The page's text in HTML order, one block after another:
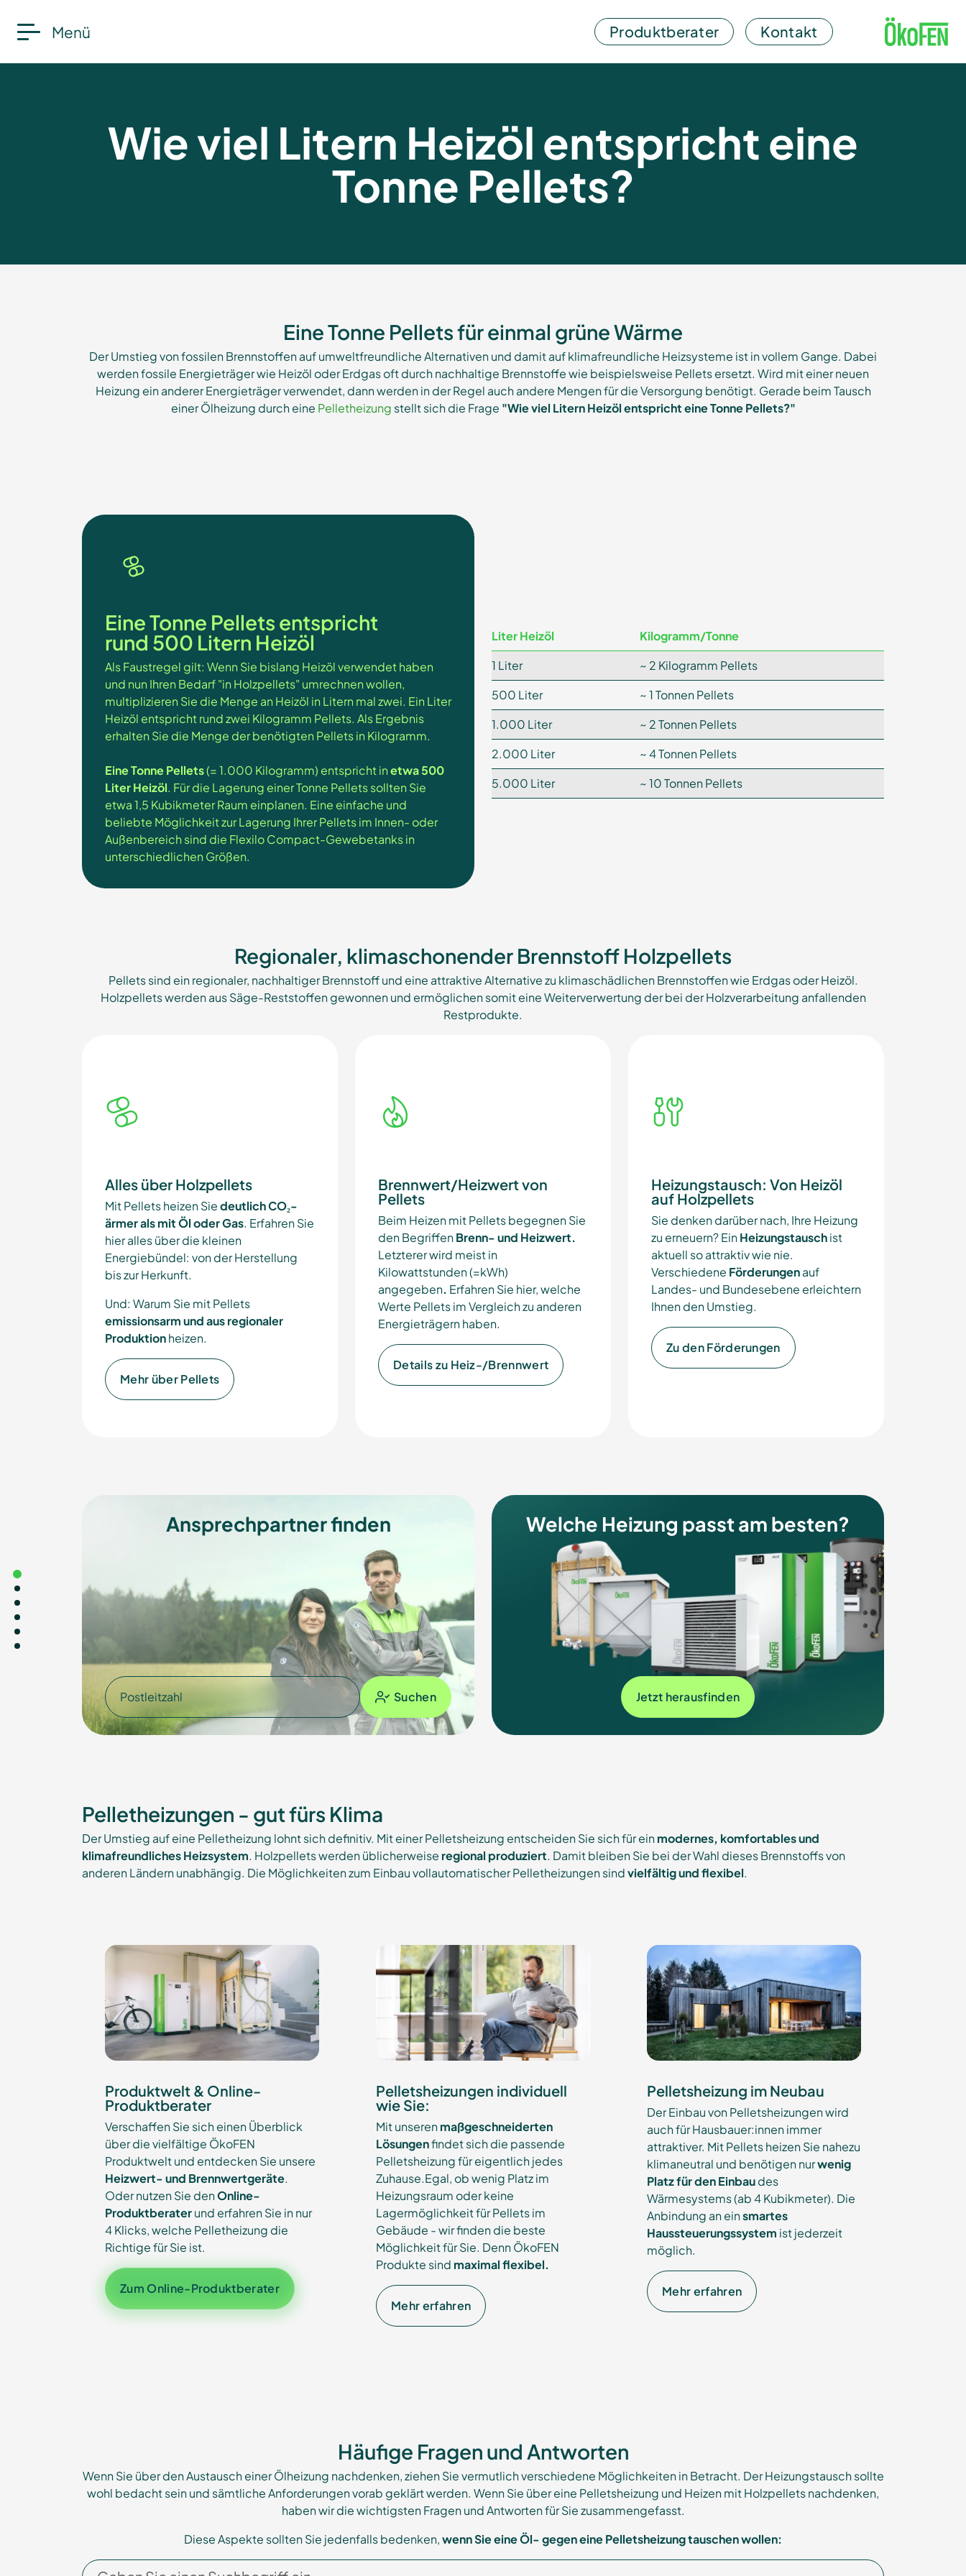
Menü Produktberater Kontakt
Wie viel Litern Heizöl entspricht eine
Tonne Pellets?
Eine Tonne Pellets für einmal grüne Wärme
Der Umstieg von fossilen Brennstoffen auf umweltfreundliche Alternativen und damit auf klimafreundliche Heizsysteme ist in vollem Gange. Dabei
werden fossile Energieträger wie Heizöl oder Erdgas oft durch nachhaltige Brennstoffe wie beispielsweise Pellets ersetzt. Wird mit einer neuen
Heizung ein anderer Energieträger verwendet, dann werden in der Regel auch andere Mengen für die Versorgung benötigt. Gerade beim Tausch
einer Ölheizung durch eine Pelletheizung stellt sich die Frage "Wie viel Litern Heizöl entspricht eine Tonne Pellets?"
Eine Tonne Pellets entspricht
rund 500 Litern Heizöl
Als Faustregel gilt: Wenn Sie bislang Heizöl verwendet haben
und nun Ihren Bedarf "in Holzpellets" umrechnen wollen,
multiplizieren Sie die Menge an Heizöl in Litern mal zwei. Ein Liter
Heizöl entspricht rund zwei Kilogramm Pellets. Als Ergebnis
erhalten Sie die Menge der benötigten Pellets in Kilogramm.
Eine Tonne Pellets(= 1.000 Kilogramm) entspricht inetwa 500
Liter Heizöl. Für die Lagerung einer Tonne Pellets sollten Sie
etwa 1,5 Kubikmeter Raum einplanen. Eine einfache und
beliebte Möglichkeit zur Lagerung Ihrer Pellets im Innen- oder
Außenbereich sind die Flexilo Compact-Gewebetanks in
unterschiedlichen Größen.
Liter Heizöl
Kilogramm/Tonne
1 Liter
~ 2 Kilogramm Pellets
500 Liter
~ 1 Tonnen Pellets
1.000 Liter
~ 2 Tonnen Pellets
2.000 Liter
~ 4 Tonnen Pellets
5.000 Liter
~ 10 Tonnen Pellets
Regionaler, klimaschonender Brennstoff Holzpellets
Pellets sind ein regionaler, nachhaltiger Brennstoff und eine attraktive Alternative zu klimaschädlichen Brennstoffen wie Erdgas oder Heizöl.
Holzpellets werden aus Säge-Reststoffen gewonnen und ermöglichen somit eine Weiterverwertung der bei der Holzverarbeitung anfallenden
Restprodukte.
Alles über Holzpellets
Mit Pellets heizen Siedeutlich CO₂-
ärmer als mit Öl oder Gas. Erfahren Sie
hier alles über die kleinen
Energiebündel: von der Herstellung
bis zur Herkunft.
Und: Warum Sie mit Pellets
emissionsarm und aus regionaler
Produktionheizen.
Mehr über Pellets
Brennwert/Heizwert von
Pellets
Beim Heizen mit Pellets begegnen Sie
den BegriffenBrenn- und Heizwert.
Letzterer wird meist in
Kilowattstunden (=kWh)
angegeben. Erfahren Sie hier, welche
Werte Pellets im Vergleich zu anderen
Energieträgern haben.
Details zu Heiz-/Brennwert
Heizungstausch: Von Heizöl
auf Holzpellets
Sie denken darüber nach, Ihre Heizung
zu erneuern? EinHeizungstauschist
aktuell so attraktiv wie nie.
Verschiedene Förderungenauf
Landes- und Bundesebene erleichtern
Ihnen den Umstieg.
Zu den Förderungen
Ansprechpartner finden
Postleitzahl Suchen
Welche Heizung passt am besten?
Jetzt herausfinden
Pelletheizungen - gut fürs Klima
Der Umstieg auf eine Pelletheizung lohnt sich definitiv. Mit einer Pelletsheizung entscheiden Sie sich für einmodernes, komfortables und
klimafreundliches Heizsystem. Holzpellets werden üblicherweise regional produziert. Damit bleiben Sie bei der Wahl dieses Brennstoffs von
anderen Ländern unabhängig. Die Möglichkeiten zum Einbau vollautomatischer Pelletheizungen sindvielfältig und flexibel.
Produktwelt & Online-
Produktberater
Verschaffen Sie sich einen Überblick
über die vielfältige ÖkoFEN
Produktwelt und entdecken Sie unsere
Heizwert- und Brennwertgeräte.
Oder nutzen Sie denOnline-
Produktberaterund erfahren Sie in nur
4 Klicks, welche Pelletheizung die
Richtige für Sie ist.
Zum Online-Produktberater
Pelletsheizungen individuell
wie Sie:
Mit unserenmaßgeschneiderten
Lösungenfindet sich die passende
Pelletsheizung für eigentlich jedes
Zuhause.Egal, ob wenig Platz im
Heizungsraum oder keine
Lagermöglichkeit für Pellets im
Gebäude - wir finden die beste
Möglichkeit für Sie. Denn ÖkoFEN
Produkte sind maximal flexibel.
Mehr erfahren
Pelletsheizung im Neubau
Der Einbau von Pelletsheizungen wird
auch für Hausbauer:innen immer
attraktiver. Mit Pellets heizen Sie nahezu
klimaneutral und benötigen nurwenig
Platz für den Einbaudes
Wärmesystems (ab 4 Kubikmeter). Die
Anbindung an einsmartes
Haussteuerungssystem ist jederzeit
möglich.
Mehr erfahren
Häufige Fragen und Antworten
Wenn Sie über den Austausch einer Ölheizung nachdenken, ziehen Sie vermutlich verschiedene Möglichkeiten in Betracht. Der Heizungstausch sollte
wohl bedacht sein und sämtliche Anforderungen vorab geklärt werden. Wenn Sie über eine Pelletsheizung und Heizen mit Holzpellets nachdenken,
haben wir die wichtigsten Fragen und Antworten für Sie zusammengefasst.
Diese Aspekte sollten Sie jedenfalls bedenken,wenn Sie eine Öl- gegen eine Pelletsheizung tauschen wollen: